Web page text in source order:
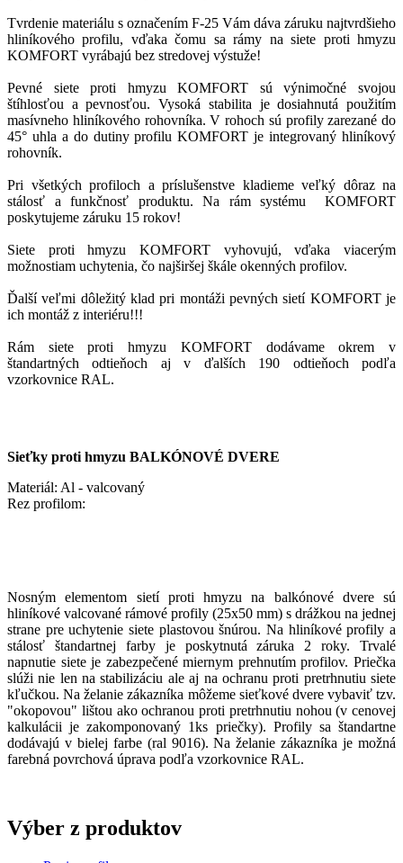
Tvrdenie materiálu s označením F-25 Vám dáva záruku najtvrdšieho
hliníkového profilu, vďaka čomu sa rámy na siete proti hmyzu
KOMFORT vyrábajú bez stredovej výstuže!
Pevné siete proti hmyzu KOMFORT sú výnimočné svojou
štíhlosťou a pevnosťou. Vysoká stabilita je dosiahnutá použitím
masívneho hliníkového rohovníka. V rohoch sú profily zarezané do
45° uhla a do dutiny profilu KOMFORT je integrovaný hliníkový
rohovník.
Pri všetkých profiloch a príslušenstve kladieme veľký dôraz na
stálosť a funkčnosť produktu. Na rám systému KOMFORT
poskytujeme záruku 15 rokov!
Siete proti hmyzu KOMFORT vyhovujú, vďaka viacerým
možnostiam uchytenia, čo najširšej škále okenných profilov.
Ďalší veľmi dôležitý klad pri montáži pevných sietí KOMFORT je
ich montáž z interiéru!!!
Rám siete proti hmyzu KOMFORT dodávame okrem v
štandartných odtieňoch aj v ďalších 190 odtieňoch podľa
vzorkovnice RAL.
Sieťky proti hmyzu BALKÓNOVÉ DVERE
Materiál: Al - valcovaný
Rez profilom:
Nosným elementom sietí proti hmyzu na balkónové dvere sú
hliníkové valcované rámové profily (25x50 mm) s drážkou na jednej
strane pre uchytenie siete plastovou šnúrou. Na hliníkové profily a
stálosť štandartnej farby je poskytnutá záruka 2 roky. Trvalé
napnutie siete je zabezpečené miernym prehnutím profilov. Priečka
slúži nie len na stabilizáciu ale aj na ochranu proti pretrhnutiu siete
kľučkou. Na želanie zákazníka môžeme sieťkové dvere vybaviť tzv.
"okopovou" lištou ako ochranou proti pretrhnutiu nohou (v cenovej
kalkulácii je zakomponovaný 1ks priečky). Profily sa štandartne
dodávajú v bielej farbe (ral 9016). Na želanie zákazníka je možná
farebná povrchová úprava podľa vzorkovnice RAL.
Výber z produktov